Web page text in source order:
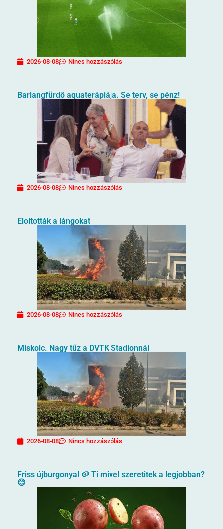
2026-08-08 Nincs hozzászólás
Barlangfürdő aquaterápiája. Se terv, se pénz!
2026-08-08 Nincs hozzászólás
Eloltották a lángokat
2026-08-08 Nincs hozzászólás
Miskolc. Nagy tűz a DVTK Stadionnál
2026-08-08 Nincs hozzászólás
Friss újburgonya! 🥔 Ti mivel szeretitek a legjobban?
😊